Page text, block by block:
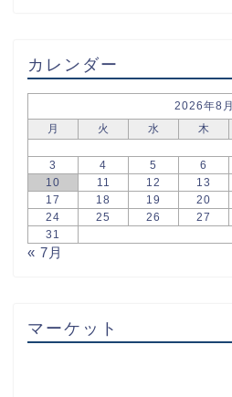
カレンダー
2026年8月
月
火 水 木
3
4 5 6
10
11 12 13
17
18 19 20
24
25 26 27
31
« 7月
マーケット